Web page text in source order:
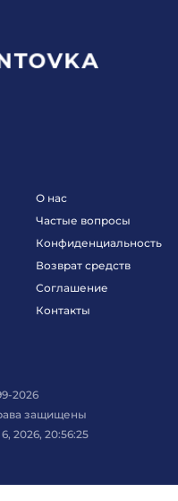
О нас
Частые вопросы
Конфиденциальность
Возврат средств
Соглашение
Контакты
2026
защищены
2026, 20:56:25